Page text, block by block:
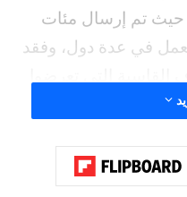
تم إرسال مئات
في عدة دول، وفقد
طويلة من العودة إلى
القرم، باعتبارهم
تفاقمت بسبب “الضم